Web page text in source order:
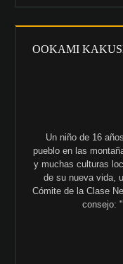
OOKAMI
Un niño de 16
pueblo en las
y muchas culturas
de su nueva vida,
Cómite de la Clase
consejo: